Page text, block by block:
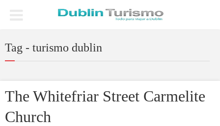
Tag - turismo dublin
The Whitefriar Street Carmelite
Church